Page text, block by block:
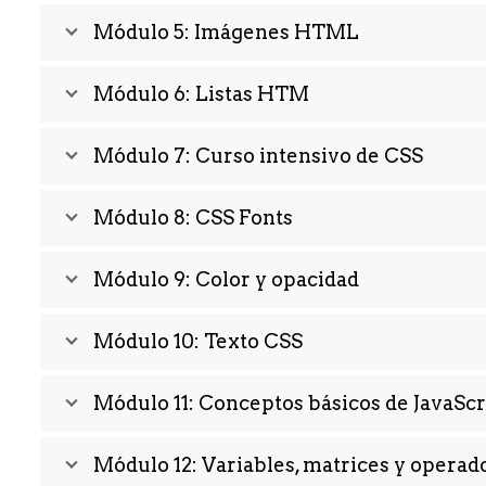
Módulo 5: Imágenes HTML
Módulo 6: Listas HTM
Módulo 7: Curso intensivo de CSS
Módulo 8: CSS Fonts
Módulo 9: Color y opacidad
Módulo 10: Texto CSS
Módulo 11: Conceptos básicos de
Módulo 12: Variables, matrices y